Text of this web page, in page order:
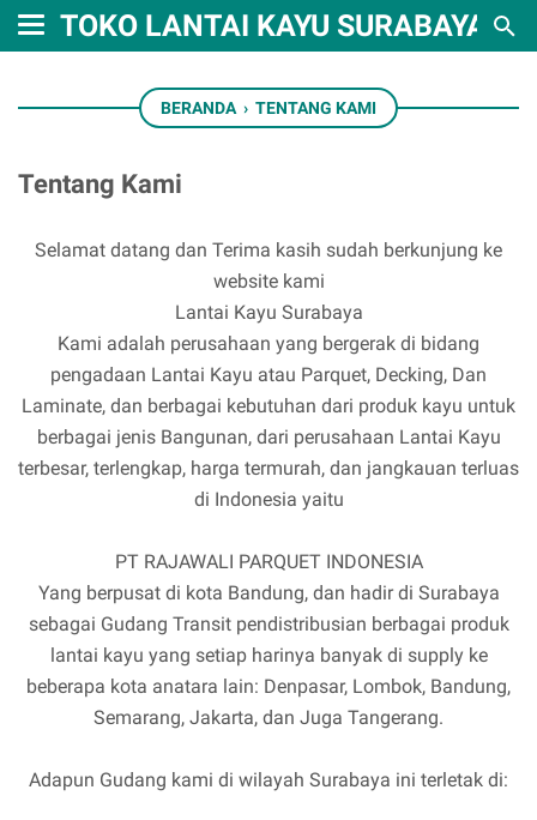
TOKO LANTAI KAYU SURABAYA
BERANDA › TENTANG KAMI
Tentang Kami
Selamat datang dan Terima kasih sudah berkunjung ke
website kami
Lantai Kayu Surabaya
Kami adalah perusahaan yang bergerak di bidang
pengadaan Lantai Kayu atau Parquet, Decking, Dan
Laminate, dan berbagai kebutuhan dari produk kayu untuk
berbagai jenis Bangunan, dari perusahaan Lantai Kayu
terbesar, terlengkap, harga termurah, dan jangkauan terluas
di Indonesia yaitu
PT RAJAWALI PARQUET INDONESIA
Yang berpusat di kota Bandung, dan hadir di Surabaya
sebagai Gudang Transit pendistribusian berbagai produk
lantai kayu yang setiap harinya banyak di supply ke
beberapa kota anatara lain: Denpasar, Lombok, Bandung,
Semarang, Jakarta, dan Juga Tangerang.
Adapun Gudang kami di wilayah Surabaya ini terletak di: